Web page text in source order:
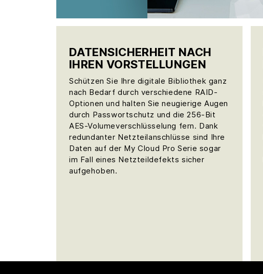
DATENSICHERHEIT NACH
IHREN VORSTELLUNGEN
Schützen Sie Ihre digitale Bibliothek ganz
nach Bedarf durch verschiedene RAID-
Optionen und halten Sie neugierige Augen
durch Passwortschutz und die 256-Bit
AES-Volumeverschlüsselung fern. Dank
redundanter Netzteilanschlüsse sind Ihre
Daten auf der My Cloud Pro Serie sogar
im Fall eines Netzteildefekts sicher
aufgehoben.